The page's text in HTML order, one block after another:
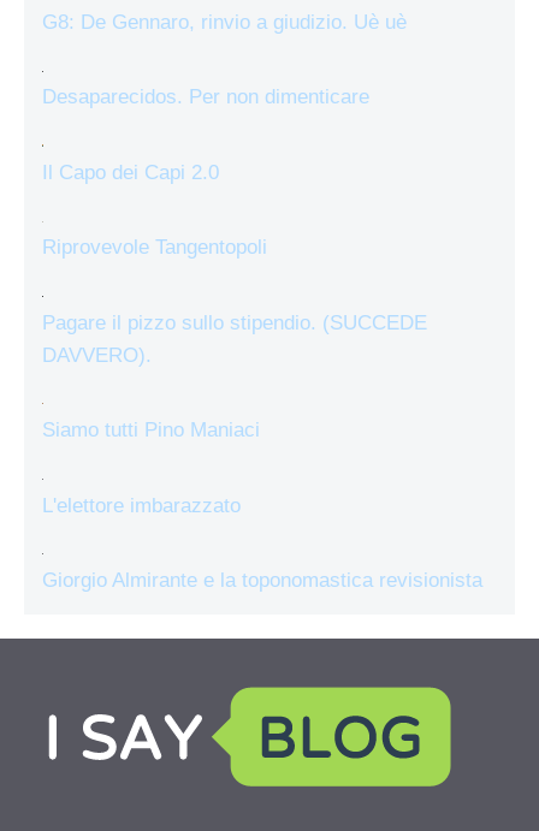
G8: De Gennaro, rinvio a giudizio. Uè uè
Desaparecidos. Per non dimenticare
Il Capo dei Capi 2.0
Riprovevole Tangentopoli
Pagare il pizzo sullo stipendio. (SUCCEDE
DAVVERO).
Siamo tutti Pino Maniaci
L'elettore imbarazzato
Giorgio Almirante e la toponomastica revisionista